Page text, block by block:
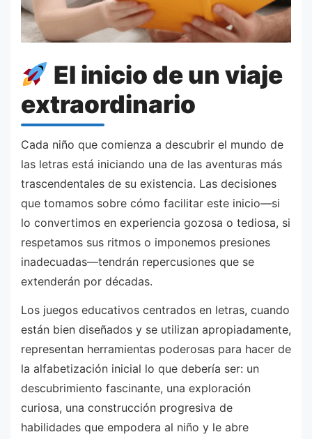
El inicio de un viaje
extraordinario
Cada niño que comienza a descubrir el mundo de
las letras está iniciando una de las aventuras más
trascendentales de su existencia. Las decisiones
que tomamos sobre cómo facilitar este inicio—si
lo convertimos en experiencia gozosa o tediosa, si
respetamos sus ritmos o imponemos presiones
inadecuadas—tendrán repercusiones que se
extenderán por décadas.
Los juegos educativos centrados en letras, cuando
están bien diseñados y se utilizan apropiadamente,
representan herramientas poderosas para hacer de
la alfabetización inicial lo que debería ser: un
descubrimiento fascinante, una exploración
curiosa, una construcción progresiva de
habilidades que empodera al niño y le abre